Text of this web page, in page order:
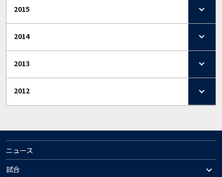
2015
2014
2013
2012
ニュース
試合